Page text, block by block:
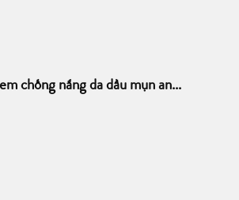
chống nắng da dầu mụn an...